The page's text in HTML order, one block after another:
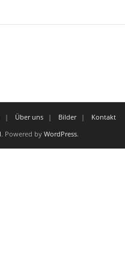
Über uns Bilder
Kontakt
. Powered by WordPress.